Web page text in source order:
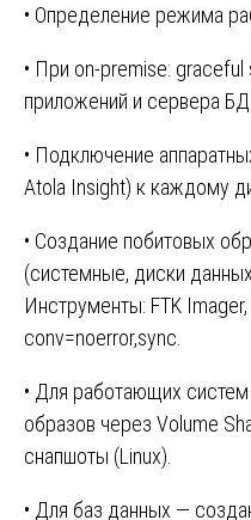
• Определение режима
• При on-premise:
приложений и сервера БД.
• Подключение
Atola Insight) к каждому
• Создание побитовых
(системные, диски
Инструменты: FTK
conv=noerror,sync.
• Для работающих
образов через Volume
снапшоты (Linux).
• Для баз данных —